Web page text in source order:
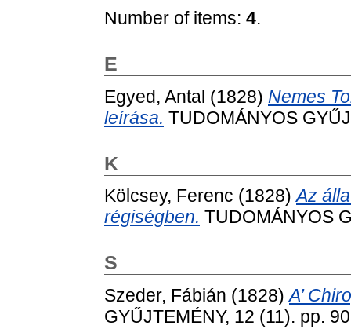
Number of items: 4.
E
Egyed, Antal (1828) Nemes
leírása. TUDOMÁNYOS
K
Kölcsey, Ferenc (1828)Az
régiségben. TUDOMÁNYOS
S
Szeder, Fábián (1828)A’
GYŰJTEMÉNY, 12 (11). pp.